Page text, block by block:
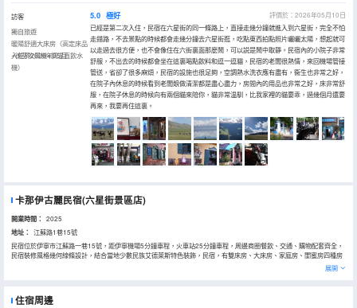
訪客
獨自旅遊
暖陽舒適大床房（高定床品
+徠芬吹風機+調温直飲水
機）
入住於2026年05月
5.0 極好
評價於：2026年05月10日
已經是第二次入住，民宿在六星街的同一條路上，直接走幾分鐘就進入到六星街，完全不怕
走錯路，不去景點的時候都會走幾分鐘去六星街逛，吃點東西拍點照片曬曬太陽，想起就可
以走過去很方便，也不會像住在六街裏面那麼鬧，可以説是鬧中取靜。民宿內的小院子非常
舒服，不出去的時候都會坐在這裏喝點飲料和逗一逗貓，民宿的老闆很熱情，來回機場管接
管送，省卻了很多麻煩，民宿的設施也很足夠，空調熱水洗衣應有盡有，衞生也非常之好，
在院子內休息的時候看到老闆娘做清潔都是盡心盡力，房間內的用品也非常之好，床非常舒
服，在院子休息的時候向有兩個貓來陪你，貓非常温馴，比我家裡的貓要乖，過幾個月還要
再來，我要再住這裏。
卡那伊古麗民宿(六星街景區店)
開業時間： 2025
地址：
江蘇路1巷15號
民宿位於伊寧市江蘇路一巷15號，距伊寧機場5分鐘車程，火車站25分鐘車程，周邊商圈餐飲、交通、購物配套齊全，
民宿裝修風格幾何線條設計，結合當地少數民族艾德萊斯特色裝飾，民宿，有雙床房、大床房、家庭房、閨蜜房四種房
型，房間配備移動閨蜜機（愛奇藝會員無限看）、舒適高端床墊、軟硬鵝絨枕隨心選、高級香氛洗護用品、徠芬吹風
機、飛利浦可調温熱水器、半智能馬桶，滿足您休閒出遊和商務出行的選擇。民宿有免費自助洗衣烘乾服務，另外還配
展開
住宿周邊